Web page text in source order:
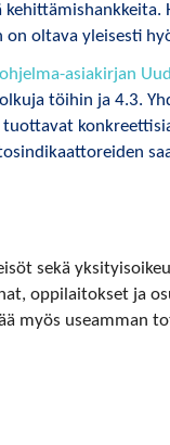
oltava yleisesti
asiakirjan
töihin ja 4.3.
sekä
oppilaitokset ja
myös useamman